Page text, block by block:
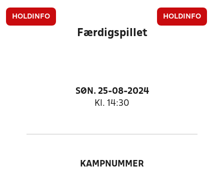
HOLDINFO HOLDINFO
Færdigspillet
SØN. 25-08-2024
Kl. 14:30
KAMPNUMMER